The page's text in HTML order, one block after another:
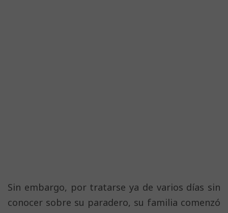
Sin embargo, por tratarse ya de varios días sin
conocer sobre su paradero, su familia comenzó